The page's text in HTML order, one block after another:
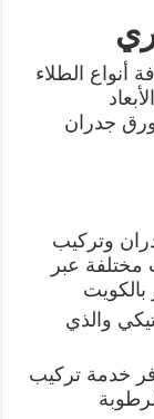
أنواع الطلاء
ورق جدران
وتركيب
عبر
والذي
خدمة تركيب